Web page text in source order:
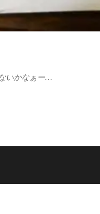
いかなぁー…